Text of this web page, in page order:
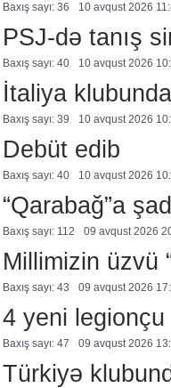
Baxış sayı: 36 10 avqust 2026
PSJ-də tanış
Baxış sayı: 40 10 avqust 2026
İtaliya
Baxış sayı: 39 10 avqust 2026
Debüt edib
Baxış sayı: 40 10 avqust 2026
“Qarabağ”a
Baxış sayı: 112 09 avqust 2026
Millimizin üzvü
Baxış sayı: 43 09 avqust 2026
4 yeni legionçu
Baxış sayı: 47 09 avqust 2026
Türkiyə